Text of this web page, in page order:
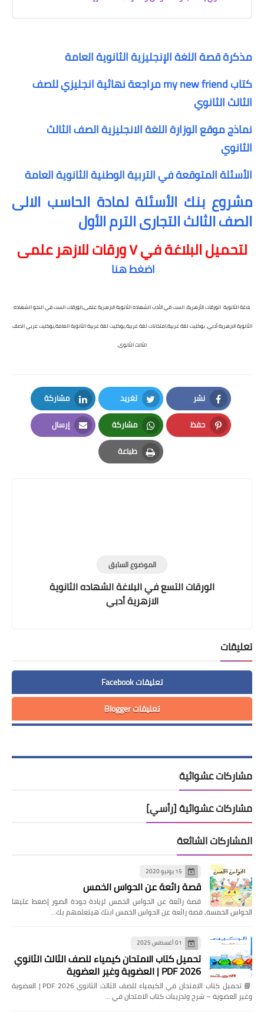
مذكرة قصة اللغة الإنجليزية الثانوية العامة
كتاب my new friend مراجعة نهائية انجليزي للصف
الثالث الثانوي
نماذج موقع الوزارة اللغة الانجليزية الصف الثالث
الثانوي
الأسئلة المتوقعة في التربية الوطنية الثانوية العامة
مشروع بنك الأسئلة لمادة الحاسب الالى
الصف الثالث التجارى الترم الأول
لتحميل البلاغة في ٧ ورقات للازهر علمى
اضغط هنا
بلاغة الثانوية الورقات الأزهرية، الست في الأدب الشهاده الثانوية الازهرية علمى,الورقات الست في النحو الشهاده
الثانوية الازهرية أدبي، بوكليت لغة عربية,امتحانات لغة عربية,بوكليت لغة عربية الثانوية العامة,بوكليت عربي الصف
الثالث الثانوى,
نشر
Facebook
تغريد
Twitter
مشاركة
LinkedIn
حفظ
Pinterest
مشاركة
Whatsapp
إرسال
Email
طباعة
Print
الموضوع السابق
الورقات التسع في البلاغة الشهاده الثانوية
الازهرية أدبي
تعليقات
تعليقات Facebook
تعليقات Blogger
مشاركات عشوائية
مشاركات عشوائية [رأسي]
المشاركات الشائعة
15 يونيو 2020
قصة رائعة عن الحواس الخمس
قصة رائعة عن الحواس الخمس لزيادة جودة الصور إضغط عليها
الحواس الخمسة, قصة رائعة عن الحواس الخمس ابنك هيتعلمهم بك…
01 أغسطس 2025
تحميل كتاب الامتحان كيمياء للصف الثالث الثانوي
2026 PDF | العضوية وغير العضوية
📘 تحميل كتاب الامتحان في الكيمياء للصف الثالث الثانوي 2026 PDF | العضوية
وغير العضوية – شرح وتدريبات كتاب الامتحان في …